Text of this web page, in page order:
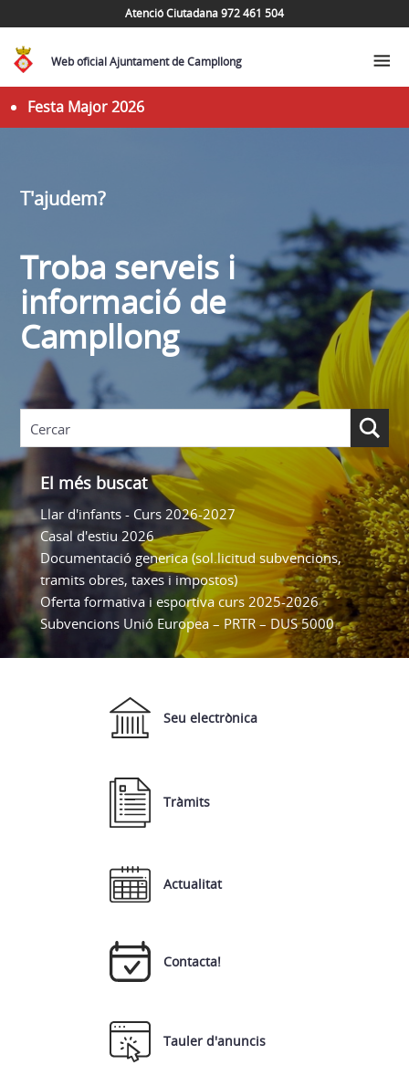
Atenció Ciutadana 972 461 504
Web oficial Ajuntament de Campllong
Festa Major 2026
T'ajudem?
Troba serveis i
informació de
Campllong
El més buscat
Llar d'infants - Curs 2026-2027
Casal d'estiu 2026
Documentació generica (sol.licitud subvencions,
tramits obres, taxes i impostos)
Oferta formativa i esportiva curs 2025-2026
Subvencions Unió Europea – PRTR – DUS 5000
Seu electrònica
Tràmits
Actualitat
Contacta!
Tauler d'anuncis